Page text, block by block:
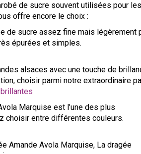
de sucre souvent utilisées pour les
offre encore le choix :
de sucre assez fine mais légèrement
épurées et simples.
alsaces avec une touche de
choisir parmi notre extraordinaire
Marquise est l’une des plus
choisir entre différentes couleurs.
Amande Avola Marquise, La dragée